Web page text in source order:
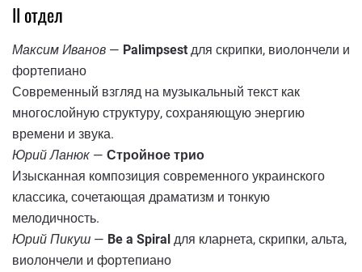
II отдел
Максим Иванов — Palimpsest для скрипки, виолончели и
фортепиано
Современный взгляд на музыкальный текст как
многослойную структуру, сохраняющую энергию
времени и звука.
Юрий Ланюк — Стройное трио
Изысканная композиция современного украинского
классика, сочетающая драматизм и тонкую
мелодичность.
Юрий Пикуш — Be a Spiral для кларнета, скрипки, альта,
виолончели и фортепиано